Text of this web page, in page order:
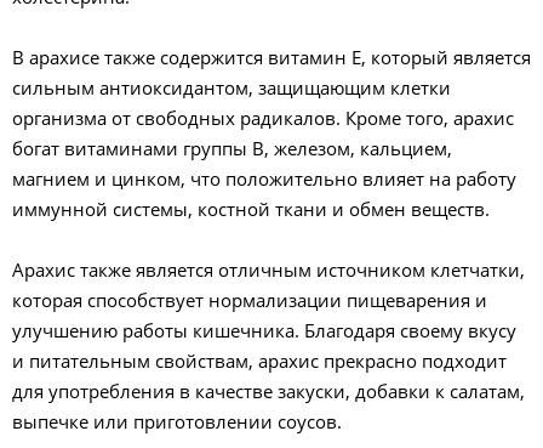
В арахисе также содержится витамин Е, который является
сильным антиоксидантом, защищающим клетки
организма от свободных радикалов. Кроме того, арахис
богат витаминами группы В, железом, кальцием,
магнием и цинком, что положительно влияет на работу
иммунной системы, костной ткани и обмен веществ.
Арахис также является отличным источником клетчатки,
которая способствует нормализации пищеварения и
улучшению работы кишечника. Благодаря своему вкусу
и питательным свойствам, арахис прекрасно подходит
для употребления в качестве закуски, добавки к салатам,
выпечке или приготовлении соусов.